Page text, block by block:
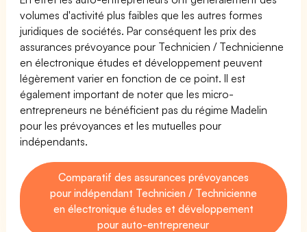
volumes d'activité plus faibles que les autres formes
juridiques de sociétés. Par conséquent les prix des
assurances prévoyance pour Technicien / Technicienne
en électronique études et développement peuvent
légèrement varier en fonction de ce point. Il est
également important de noter que les micro-
entrepreneurs ne bénéficient pas du régime Madelin
pour les prévoyances et les mutuelles pour
indépendants.
Comparatif des assurances prévoyances
pour indépendant Technicien / Technicienne
en électronique études et développement
pour auto-entrepreneur